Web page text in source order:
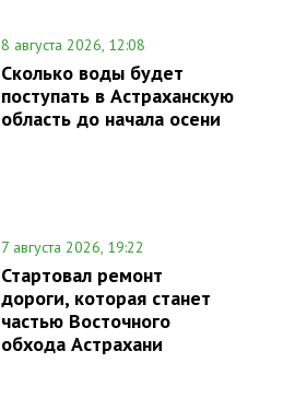
8 августа 2026, 12:08
Сколько воды будет
поступать в Астраханскую
область до начала осени
7 августа 2026, 19:22
Стартовал ремонт
дороги, которая станет
частью Восточного
обхода Астрахани